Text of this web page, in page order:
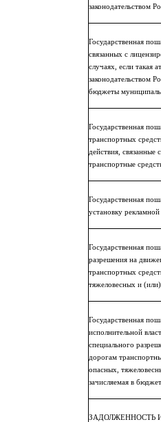
законодательством
Государственная
связанных с
случаях, если такая
законодательством
бюджеты
Государственная
транспортных
действия,
транспортные
Государственная
установку
Государственная
разрешения на
транспортных
тяжеловесных и
Государственная
исполнительной
специального
дорогам
опасных,
зачисляемая в
ЗАДОЛЖЕННОСТЬ